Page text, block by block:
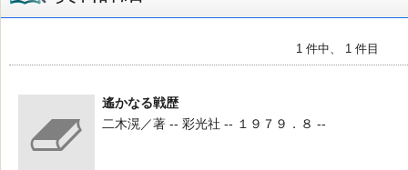
1 件中、 1 件目
遙かなる戦歴
二木滉／著 -- 彩光社 -- １９７９．８ --